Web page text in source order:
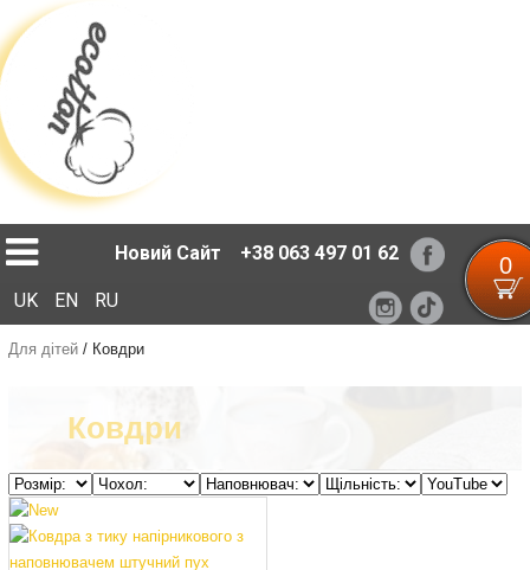
Новий Сайт +38 063 497 01 62 0
UK EN RU
Для дітей/ Ковдри
Ковдри